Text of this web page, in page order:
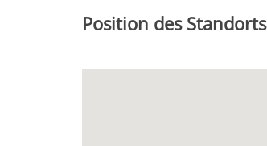
Position des Standorts